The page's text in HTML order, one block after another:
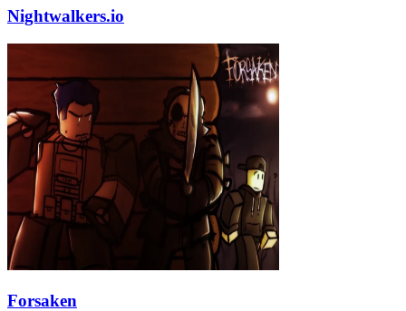
Nightwalkers.io
Forsaken